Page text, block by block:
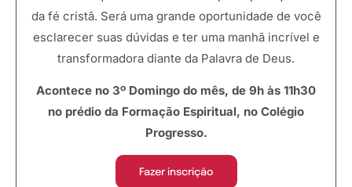
da fé cristã. Será uma grande oportunidade de você
esclarecer suas dúvidas e ter uma manhã incrível e
transformadora diante da Palavra de Deus.
Acontece no 3º Domingo do mês, de 9h às 11h30
no prédio da Formação Espiritual, no Colégio
Progresso.
Fazer inscrição